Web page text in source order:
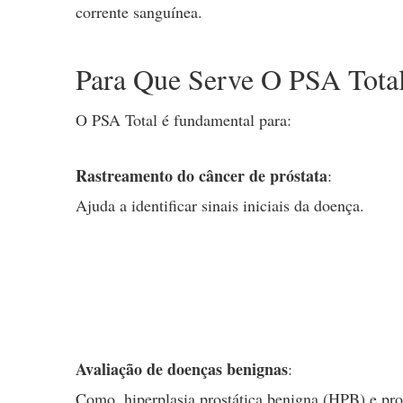
corrente sanguínea.
Para Que Serve O PSA
O PSA Total é fundamental para:
Rastreamento do câncer de próstata:
Ajuda a identificar sinais iniciais da doença.
Avaliação de doenças benignas:
Como, hiperplasia prostática benigna (HPB) e